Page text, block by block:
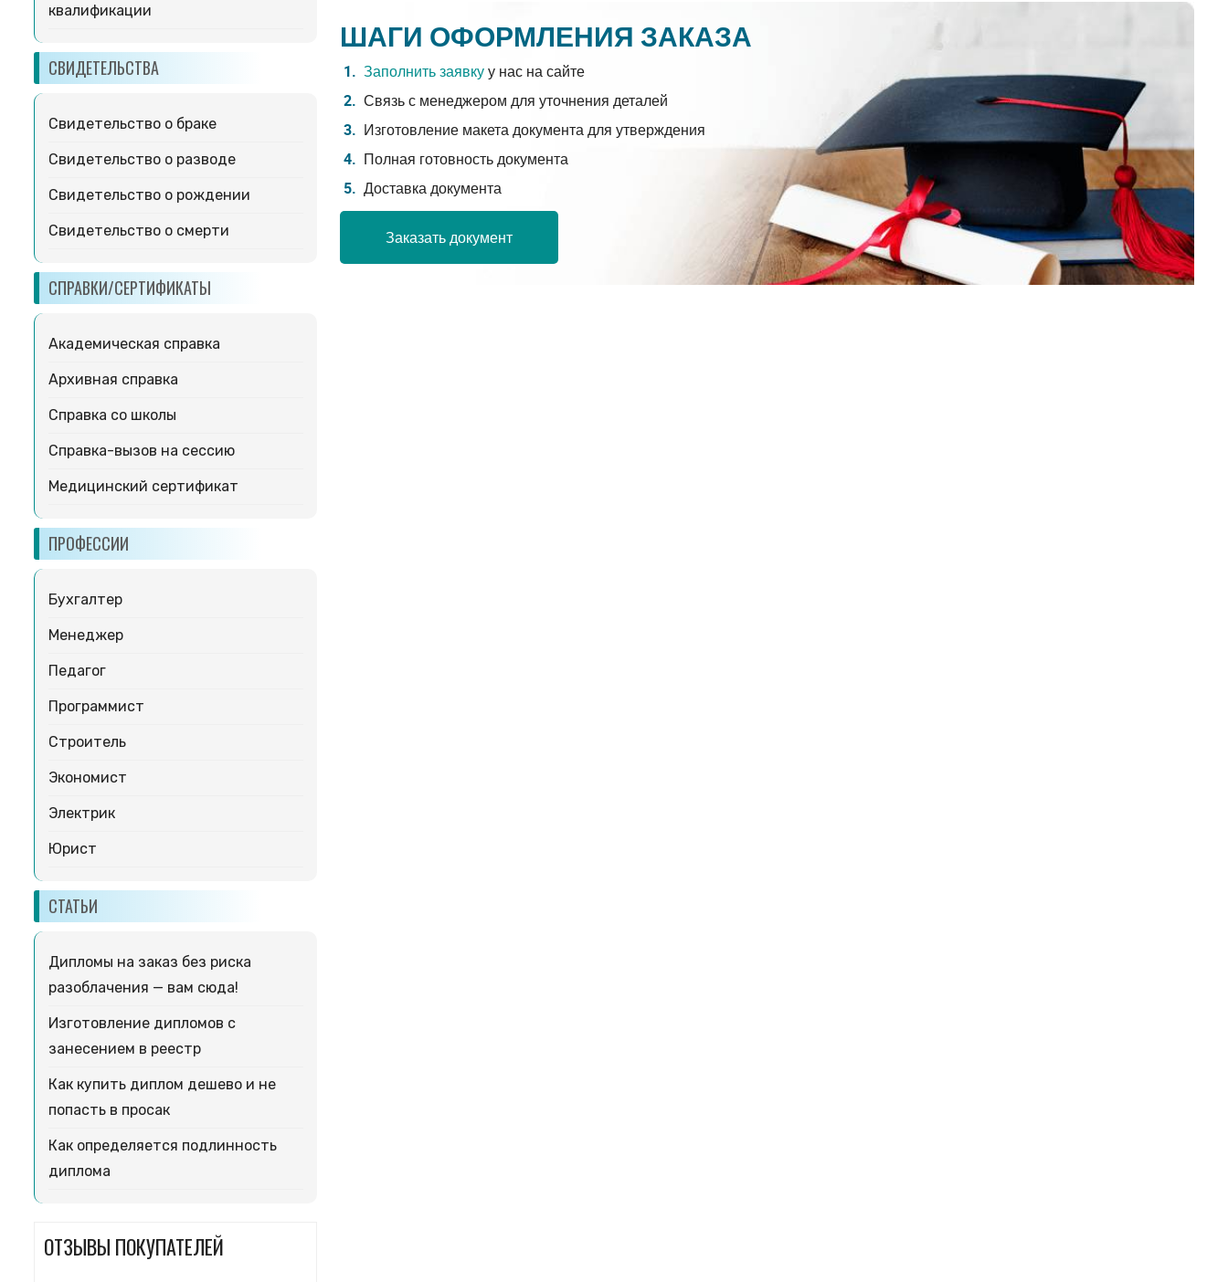
квалификации
СВИДЕТЕЛЬСТВА
Свидетельство о браке
Свидетельство о разводе
Свидетельство о рождении
Свидетельство о смерти
СПРАВКИ/СЕРТИФИКАТЫ
Академическая справка
Архивная справка
Справка со школы
Справка-вызов на сессию
Медицинский сертификат
ПРОФЕССИИ
Бухгалтер
Менеджер
Педагог
Программист
Строитель
Экономист
Электрик
Юрист
СТАТЬИ
Дипломы на заказ без риска
разоблачения — вам сюда!
Изготовление дипломов с
занесением в реестр
Как купить диплом дешево и не
попасть в просак
Как определяется подлинность
диплома
ОТЗЫВЫ ПОКУПАТЕЛЕЙ
ШАГИ ОФОРМЛЕНИЯ ЗАКАЗА
Заполнить заявкуу нас на сайте
Связь с менеджером для уточнения деталей
Изготовление макета документа для утверждения
Полная готовность документа
Доставка документа
Заказать документ